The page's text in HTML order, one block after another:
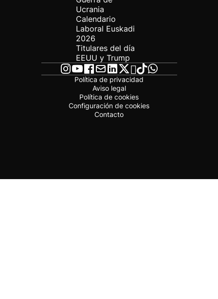
Ucrania
Calendario
Laboral Euskadi
2026
Titulares del día
EEUU y Trump
Política de privacidad
Aviso legal
Política de cookies
Configuración de cookies
Contacto